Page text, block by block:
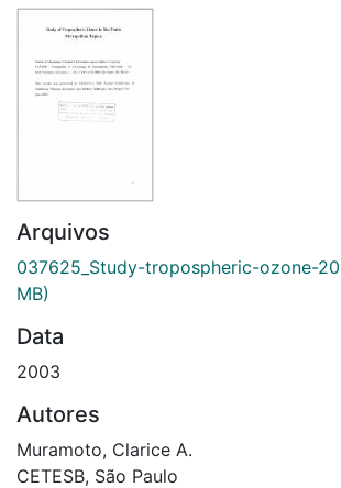
Doações/Aquisições
Fale Conosco
Arquivos
037625_Study-tropospheric-ozone-
MB)
Data
2003
Autores
Muramoto, Clarice A.
CETESB, São Paulo